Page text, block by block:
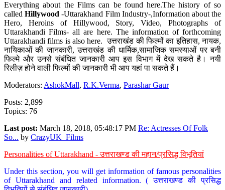
Everything about the Films can be found here.The history of so
calledHillywood-Uttarakhand Film Industry-,Information about the
Hero, Heroins of Hillywood, Story, Video, Photographs of
Uttarakhandi Films- all are here. The information of forthcoming
Uttarakhandi films is also here. उत्तराखंड की फिल्मों का इतिहास, नायक,
नायिकाओं की जानकारी, उत्तराखंड की धार्मिक,सामाजिक समस्याओं पर बनी
फिल्मे और उनसे संबंधित जानकारी आप इस विभाग में देख सकते है। नयी
रिलीज़ होने वाली फिल्मों की जानकारी भी आप यहां पा सकते हैं।
Moderators: AshokMall, R.K.Verma, Parashar Gaur
Posts: 2,899
Topics: 76
Last post: March 18, 2018, 05:48:17 PM Re: Actresses Of Folk
So... by CrazyUK_Films
Personalities of Uttarakhand - उत्तराखण्ड की महान/प्रसिद्ध विभूतियां
Under this section, you will get information of famous personalities
of Uttarakhand and related information. ( उत्तराखण्ड की प्रसिद्ध